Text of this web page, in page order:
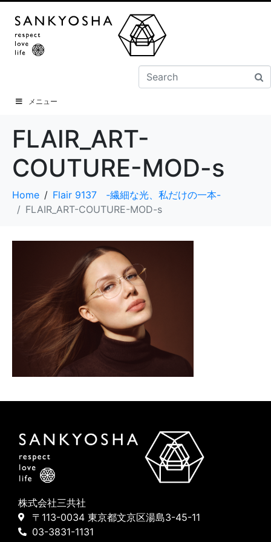
メニュー
FLAIR_ART-
COUTURE-MOD-s
Home
Flair 9137 ‐繊細な光、私だけの一本-
FLAIR_ART-COUTURE-MOD-s
株式会社三共社
〒113-0034 東京都文京区湯島3-45-11
03-3831-1131